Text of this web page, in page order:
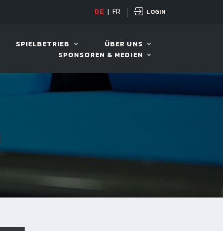
11. AUG. 2026, 19:30
DE FR LOGIN
SPIELBETRIEB
ÜBER UNS
SPONSOREN & MEDIEN